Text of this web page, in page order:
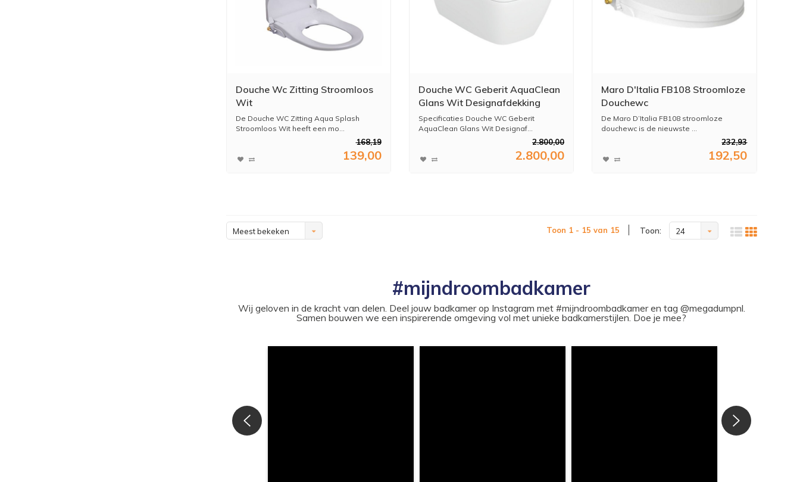
Douche Wc Zitting Stroomloos
Wit
De Douche WC Zitting Aqua Splash
Stroomloos Wit heeft een mo...
168,19
139,00
Douche WC Geberit AquaClean
Glans Wit Designafdekking
Chroom
Specificaties Douche WC Geberit
AquaClean Glans Wit Designaf...
2.800,00
2.800,00
Maro D'Italia FB108 Stroomloze
Douchewc
De Maro D’Italia FB108 stroomloze
douchewc is de nieuwste ...
232,93
192,50
Meest bekeken Toon 1 - 15 van 15 Toon: 24
#mijndroombadkamer
Wij geloven in de kracht van delen. Deel jouw badkamer op Instagram met #mijndroombadkamer en tag @megadumpnl.
Samen bouwen we een inspirerende omgeving vol met unieke badkamerstijlen. Doe je mee?